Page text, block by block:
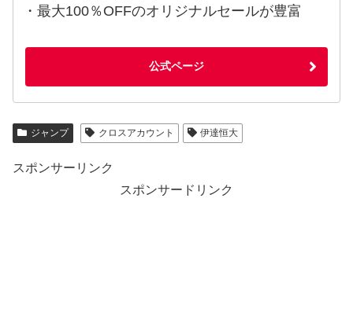
・最大100％OFFのオリジナルセールが豊富
公式ページ
ジャンプ クロスアカウント 伊達恒大
スポンサーリンク
スポンサードリンク